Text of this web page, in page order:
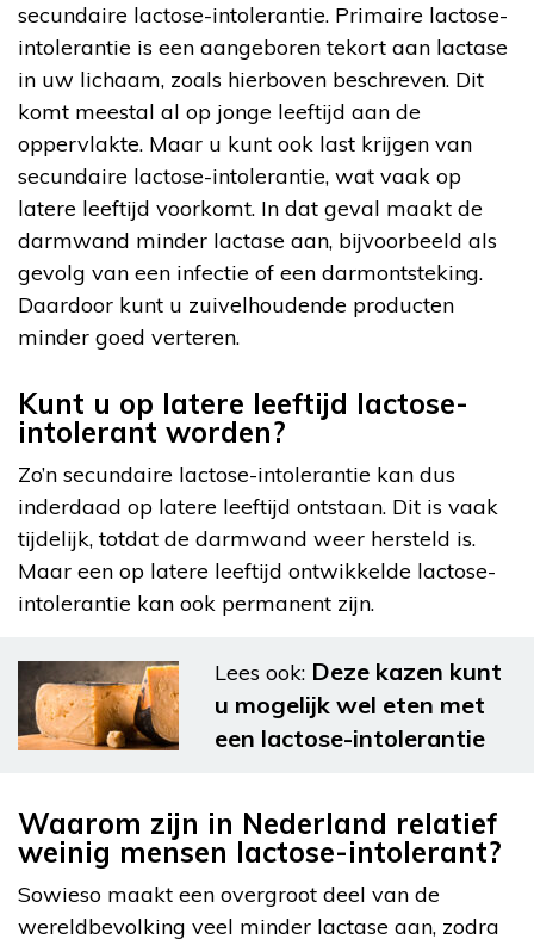
secundaire lactose-intolerantie. Primaire lactose-
intolerantie is een aangeboren tekort aan lactase
in uw lichaam, zoals hierboven beschreven. Dit
komt meestal al op jonge leeftijd aan de
oppervlakte. Maar u kunt ook last krijgen van
secundaire lactose-intolerantie, wat vaak op
latere leeftijd voorkomt. In dat geval maakt de
darmwand minder lactase aan, bijvoorbeeld als
gevolg van een infectie of een darmontsteking.
Daardoor kunt u zuivelhoudende producten
minder goed verteren.
Kunt u op latere leeftijd lactose-
intolerant worden?
Zo’n secundaire lactose-intolerantie kan dus
inderdaad op latere leeftijd ontstaan. Dit is vaak
tijdelijk, totdat de darmwand weer hersteld is.
Maar een op latere leeftijd ontwikkelde lactose-
intolerantie kan ook permanent zijn.
Lees ook: Deze kazen kunt
u mogelijk wel eten met
een lactose-intolerantie
Waarom zijn in Nederland relatief
weinig mensen lactose-intolerant?
Sowieso maakt een overgroot deel van de
wereldbevolking veel minder lactase aan, zodra